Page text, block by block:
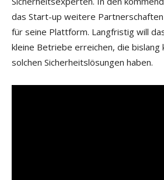
das Start-up weitere Partnerschaften
für seine Plattform. Langfristig will
kleine Betriebe erreichen, die bislang
solchen Sicherheitslösungen haben.